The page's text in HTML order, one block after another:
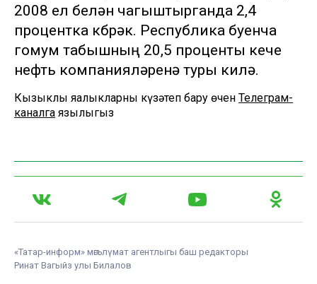
2008 ел белән чагыштырганда 2,4
процентка күбрәк. Республика буенча
гомум табышның 20,5 проценты кече
нефть компанияләренә туры килә.
Кызыклы яңалыкларны күзәтеп бару өчен Телеграм-
каналга язылыгыз
«Татар-информ» мәгълүмат агентлыгы баш редакторы
Ринат Вагыйз улы Билалов